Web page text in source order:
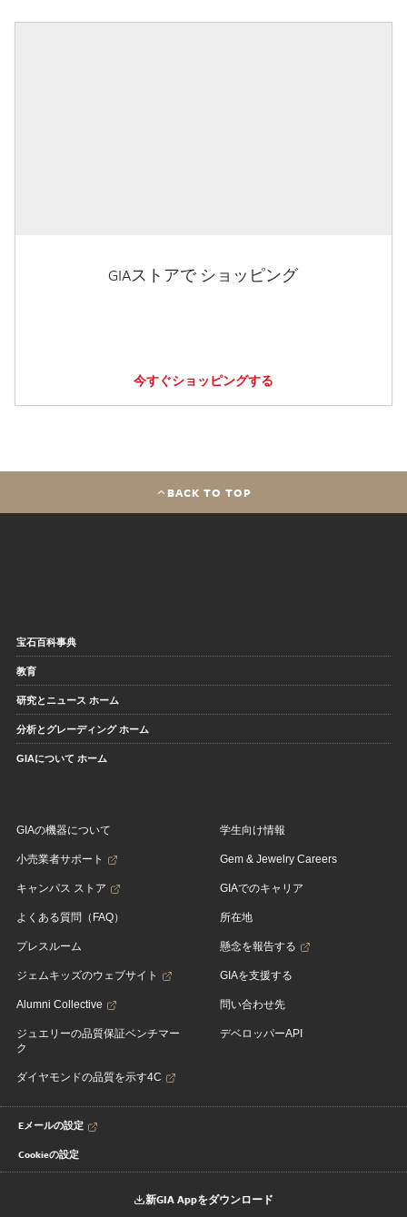
GIAストアで ショッピング
今すぐショッピングする
BACK TO TOP
宝石百科事典
教育
研究とニュース ホーム
分析とグレーディング ホーム
GIAについて ホーム
GIAの機器について
小売業者サポート
キャンパス ストア
よくある質問（FAQ）
プレスルーム
ジェムキッズのウェブサイト
Alumni Collective
ジュエリーの品質保証ベンチマー
ク
ダイヤモンドの品質を示す4C
学生向け情報
Gem & Jewelry Careers
GIAでのキャリア
所在地
懸念を報告する
GIAを支援する
問い合わせ先
デベロッパーAPI
Eメールの設定
Cookieの設定
新GIA Appをダウンロード